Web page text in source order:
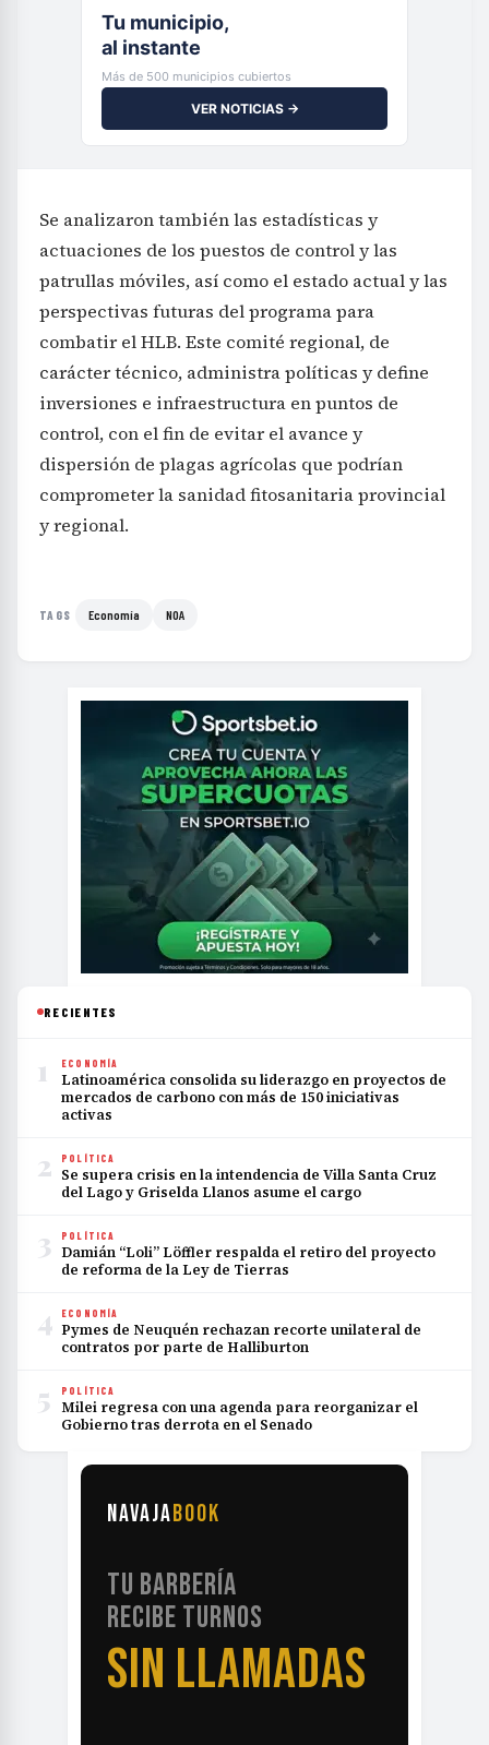
Tu municipio,
al instante
Más de 500 municipios cubiertos
VER NOTICIAS →
Se analizaron también las estadísticas y
actuaciones de los puestos de control y las
patrullas móviles, así como el estado actual y las
perspectivas futuras del programa para
combatir el HLB. Este comité regional, de
carácter técnico, administra políticas y define
inversiones e infraestructura en puntos de
control, con el fin de evitar el avance y
dispersión de plagas agrícolas que podrían
comprometer la sanidad fitosanitaria provincial
y regional.
TAGS Economía NOA
RECIENTES
1 ECONOMÍA
Latinoamérica consolida su liderazgo en proyectos de
mercados de carbono con más de 150 iniciativas
activas
2 POLÍTICA
Se supera crisis en la intendencia de Villa Santa Cruz
del Lago y Griselda Llanos asume el cargo
3 POLÍTICA
Damián “Loli” Löffler respalda el retiro del proyecto
de reforma de la Ley de Tierras
4 ECONOMÍA
Pymes de Neuquén rechazan recorte unilateral de
contratos por parte de Halliburton
5 POLÍTICA
Milei regresa con una agenda para reorganizar el
Gobierno tras derrota en el Senado
NAVAJABOOK
TU BARBERÍA
RECIBE TURNOS
SIN LLAMADAS